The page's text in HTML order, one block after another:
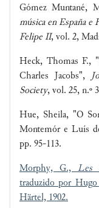
Gómez Muntané,
música en España e
Felipe II, vol. 2,
Heck, Thomas F.,
Charles Jacobs",
Society, vol. 25, n.º
Hue, Sheila, "O
Montemór e Luís
pp. 95-113.
Morphy, G., Les
traduzido por
Härtel, 1902.